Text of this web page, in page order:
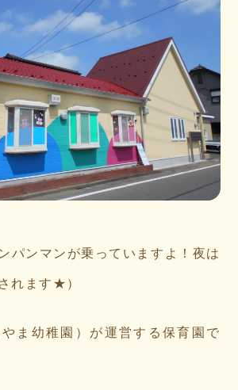
パンマンが乗っていますよ！夜は
れます★）
ま幼稚園）が運営する保育園で